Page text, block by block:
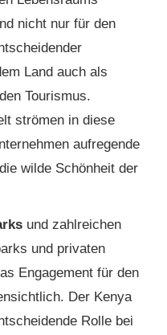
nicht nur für den
Land auch als
Tourismus.
strömen in diese
aufregende
wilde Schönheit der
und zahlreichen
und privaten
Engagement für den
Der Kenya
Rolle bei